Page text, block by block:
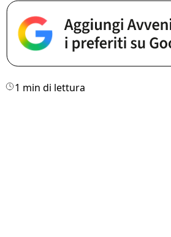
1 min di lettura